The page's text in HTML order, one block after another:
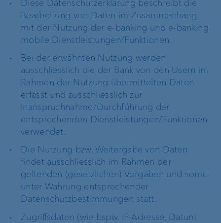
Diese Datenschutzerklärung beschreibt die
Bearbeitung von Daten im Zusammenhang
mit der Nutzung der e-banking und e-banking
mobile Dienstleistungen/Funktionen.
Bei der erwähnten Nutzung werden
ausschliesslich die der Bank von den Usern im
Rahmen der Nutzung übermittelten Daten
erfasst und ausschliesslich zur
Inanspruchnahme/Durchführung der
entsprechenden Dienstleistungen/Funktionen
verwendet.
Die Nutzung bzw. Weitergabe von Daten
findet ausschliesslich im Rahmen der
geltenden (gesetzlichen) Vorgaben und somit
unter Wahrung entsprechender
Datenschutzbestimmungen statt.
Zugriffsdaten (wie bspw. IP-Adresse, Datum